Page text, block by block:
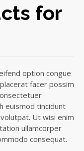
for
option congue
facer possim
euismod tincidunt
Ut wisi enim
ullamcorper
consequat.